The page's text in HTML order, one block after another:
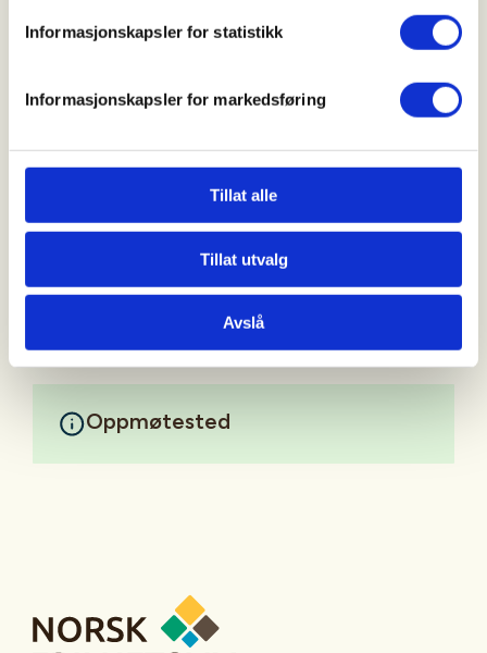
Informasjonskapsler for statistikk
Informasjonskapsler for markedsføring
Tillat alle
Tillat utvalg
Avslå
Meir info kjem :)
Holdbergplass kl 18.00
Turleiar:
Ragnhild Lid 41232614
98413133
Oppmøtested